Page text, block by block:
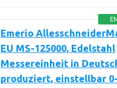
Emerio
EU MS-125000, Edelstahl
Messereinheit in
produziert, einstellbar